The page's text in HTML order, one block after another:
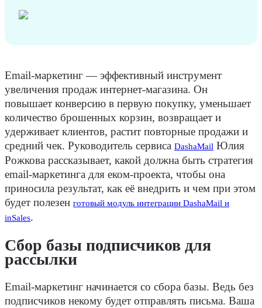
Email-маркетинг — эффективный инструмент
увеличения продаж интернет-магазина. Он
повышает конверсию в первую покупку, уменьшает
количество брошенных корзин, возвращает и
удерживает клиентов, растит повторные продажи и
средний чек. Руководитель сервиса DashaMail Юлия
Рожкова рассказывает, какой должна быть стратегия
email-маркетинга для еком-проекта, чтобы она
приносила результат, как её внедрить и чем при этом
будет полезен готовый модуль интеграции DashaMail и
inSales.
Сбор базы подписчиков для
рассылки
Email-маркетинг начинается со сбора базы. Ведь без
подписчиков некому будет отправлять письма. Ваша